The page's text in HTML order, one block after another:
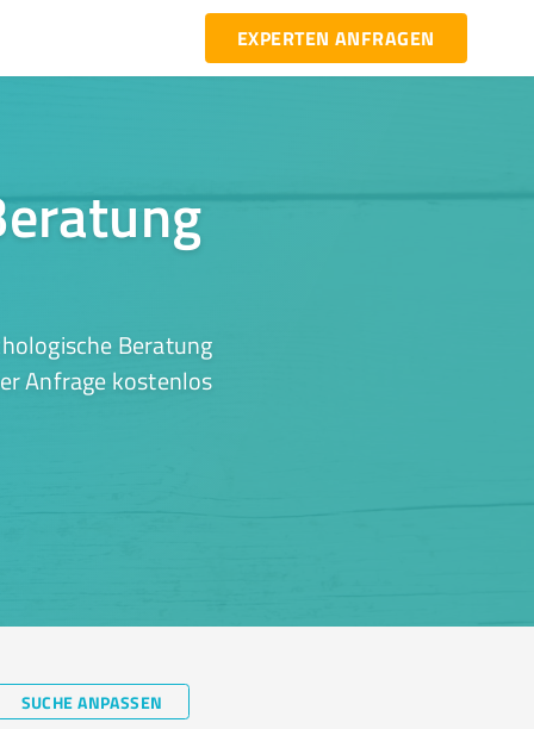
EXPERTEN ANFRAGEN
Beratung
Anfrage kostenlos
SUCHE ANPASSEN